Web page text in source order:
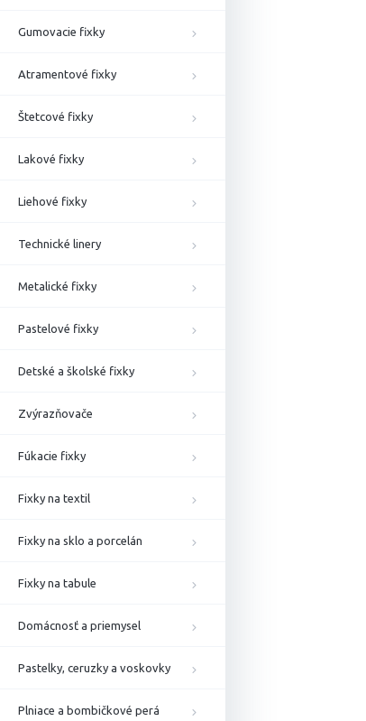
Gumovacie fixky
Atramentové fixky
Štetcové fixky
Lakové fixky
Liehové fixky
Technické linery
Metalické fixky
Pastelové fixky
Detské a školské fixky
Zvýrazňovače
Fúkacie fixky
Fixky na textil
Fixky na sklo a porcelán
Fixky na tabule
Domácnosť a priemysel
Pastelky, ceruzky a voskovky
Plniace a bombičkové perá